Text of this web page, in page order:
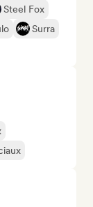
Steel Fox
Surra